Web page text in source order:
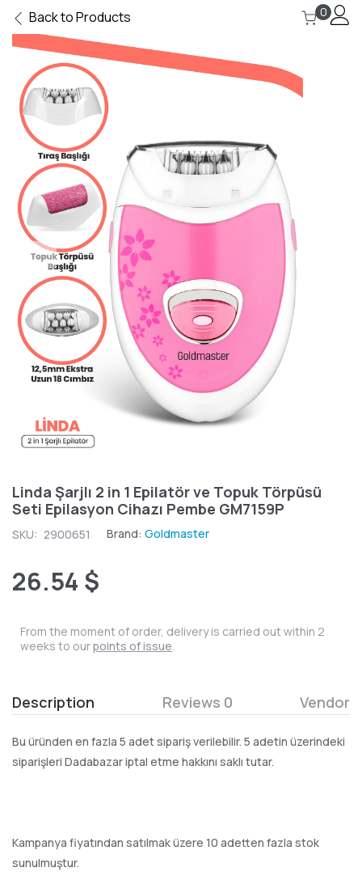
Back to Products 0
Linda Şarjlı 2 in 1 Epilatör ve Topuk Törpüsü
Seti Epilasyon Cihazı Pembe GM7159P
SKU: 2900651 Brand: Goldmaster
26.54 $
From the moment of order, delivery is carried out within 2
weeks to ourpoints of issue.
Description Reviews 0 Vendor
Bu üründen en fazla 5 adet sipariş verilebilir. 5 adetin üzerindeki
siparişleri Dadabazar iptal etme hakkını saklı tutar.
Kampanya fiyatından satılmak üzere 10 adetten fazla stok
sunulmuştur.